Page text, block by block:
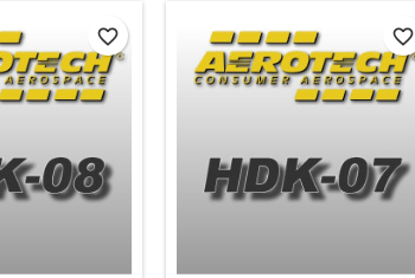
favorite_border favorite_border